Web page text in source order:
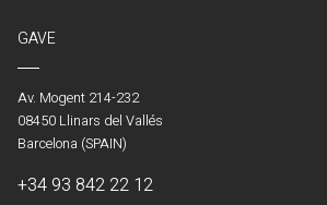
GAVE
Av. Mogent 214-232
08450 Llinars del Vallés
Barcelona (SPAIN)
+34 93 842 22 12